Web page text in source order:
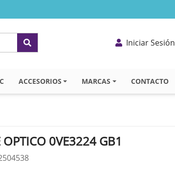
Iniciar Sesión
ACCESORIOS MARCAS CONTACTO
OPTICO 0VE3224 GB1